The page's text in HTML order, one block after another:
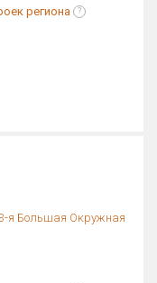
региона ?
я Большая Окружная